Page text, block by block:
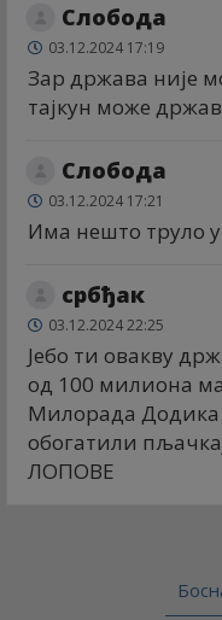
Слобода
03.12.2024 17:19
Зар држава није
тајкун може
Слобода
03.12.2024 17:21
Има нешто труло
србђак
03.12.2024 22:25
Јебо ти овакву
од 100 милиона
Милорада Додика
обогатили
ЛОПОВЕ